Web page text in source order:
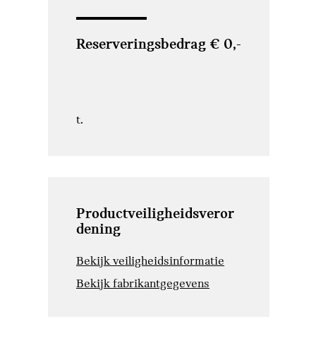
Reserveringsbedrag € 0,-
t.
Productveiligheidsveror
dening
Bekijk veiligheidsinformatie
Bekijk fabrikantgegevens